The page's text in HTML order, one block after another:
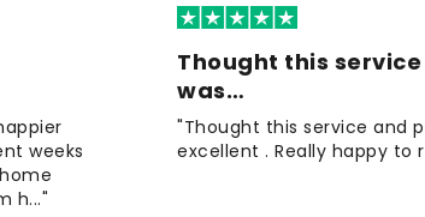
weeks
h..."
Thought this
was…
"Thought this service and
excellent . Really happy to